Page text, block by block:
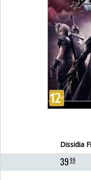
Dissidia
3999